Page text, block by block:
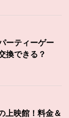
ーティーゲー
換できる？
上映館！料金＆